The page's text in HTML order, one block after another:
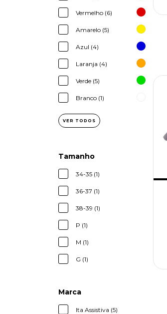
Vermelho (6)
Amarelo (5)
Azul (4)
Laranja (4)
Verde (5)
Branco (1)
VER TODOS
Tamanho
34-35 (1)
36-37 (1)
38-39 (1)
P (1)
M (1)
G (1)
Marca
Ita Assistiva (5)